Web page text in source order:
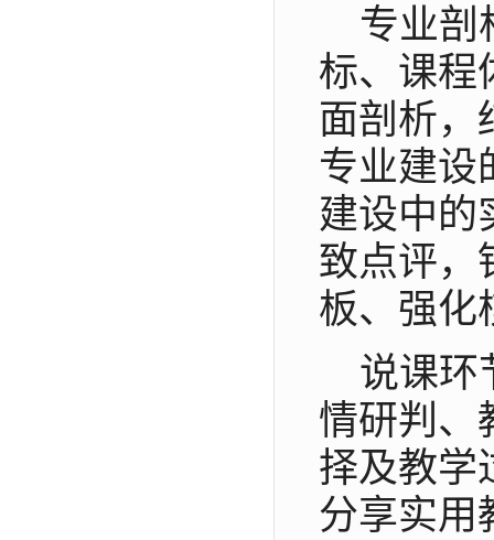
专业剖
标、课程
面剖析，
专业建设
建设中的
致点评，
板、强化
说课环
情研判、
择及教学
分享实用